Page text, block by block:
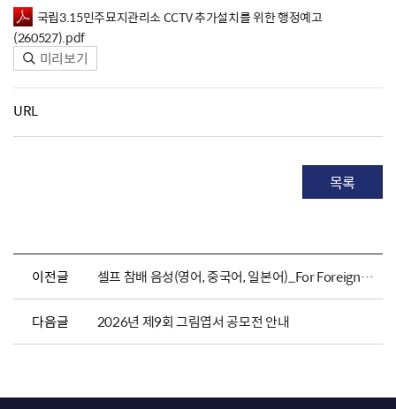
국립3.15민주묘지관리소 CCTV 추가설치를 위한 행정예고
(260527).pdf
미리보기
URL
목록
이전글 셀프 참배 음성(영어, 중국어, 일본어)_For Foreigners
다음글 2026년 제9회 그림엽서 공모전 안내